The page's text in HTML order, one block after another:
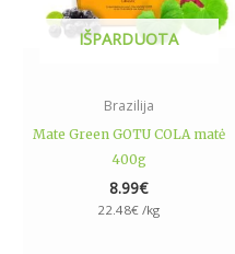
IŠPARDUOTA
Brazilija
Mate Green GOTU COLA matė
400g
8.99€
22.48€ /kg